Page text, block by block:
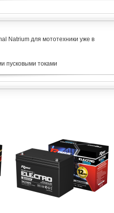
Natrium для мототехники уже в
пусковыми токами